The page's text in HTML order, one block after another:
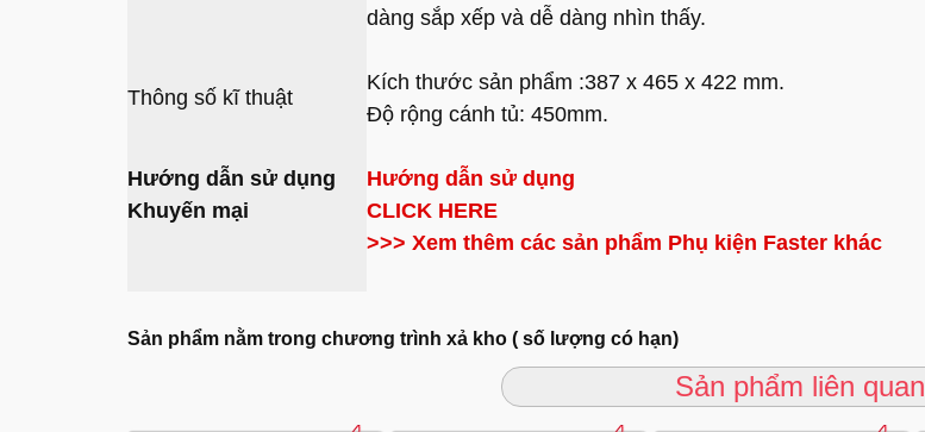
dàng sắp xếp và dễ dàng nhìn thấy.
Thông số kĩ thuật
Kích thước sản phẩm :387 x 465 x 422 mm.
Độ rộng cánh tủ: 450mm.
Hướng dẫn sử dụng
Hướng dẫn sử dụng
Khuyến mại
CLICK HERE
>>> Xem thêm các sản phẩm Phụ kiện Faster khác
Sản phẩm nằm trong chương trình xả kho ( số lượng có hạn)
Sản phẩm liên quan